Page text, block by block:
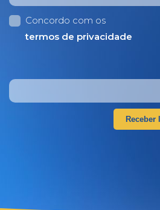
Concordo com os
termos de privacidade
Receber